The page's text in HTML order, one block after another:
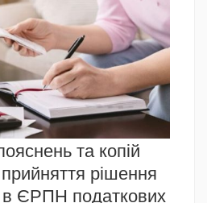
та копій
рішення
в ЄРПН податкових